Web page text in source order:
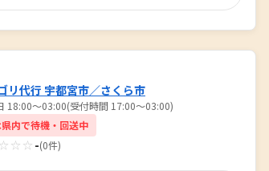
リ代行 宇都宮市／さくら市
18:00～03:00(受付時間 17:00〜03:00)
内で待機・回送中
-(0件)